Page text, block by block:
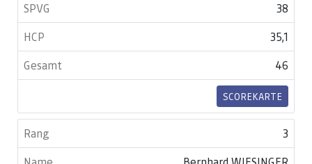
38
35,1
46
SCOREKARTE
3